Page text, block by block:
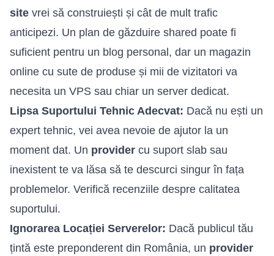
site vrei să construiești și cât de mult trafic
anticipezi. Un plan de găzduire shared poate fi
suficient pentru un blog personal, dar un magazin
online cu sute de produse și mii de vizitatori va
necesita un VPS sau chiar un server dedicat.
Lipsa Suportului Tehnic Adecvat: Dacă nu ești un
expert tehnic, vei avea nevoie de ajutor la un
moment dat. Un provider cu suport slab sau
inexistent te va lăsa să te descurci singur în fața
problemelor. Verifică recenziile despre calitatea
suportului.
Ignorarea Locației Serverelor: Dacă publicul tău
țintă este preponderent din România, un provider